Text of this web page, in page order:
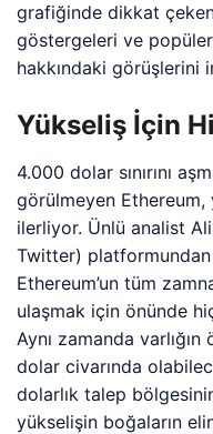
grafiğinde dikkat
göstergeleri ve
hakkındaki görüşlerini
Yükseliş İçin
4.000 dolar sınırını
görülmeyen Ethereum,
ilerliyor. Ünlü analist
Twitter) platformundan
Ethereum’un tüm
ulaşmak için önünde
Aynı zamanda
dolar civarında
dolarlık talep
yükselişin boğaların